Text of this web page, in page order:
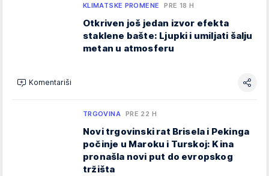
KLIMATSKE PROMENE PRE 18 H
Otkriven još jedan izvor efekta
staklene bašte: Ljupki i umiljati šalju
metan u atmosferu
Komentariši
TRGOVINA PRE 22 H
Novi trgovinski rat Brisela i Pekinga
počinje u Maroku i Turskoj: Kina
pronašla novi put do evropskog
tržišta